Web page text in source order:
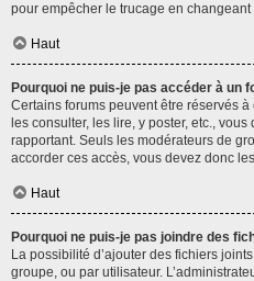
pour empêcher le trucage en
Haut
Pourquoi ne puis-je pas accéder à un
Certains forums peuvent être réservés
les consulter, les lire, y poster, etc.,
rapportant. Seuls les modérateurs de
accorder ces accès, vous devez donc
Haut
Pourquoi ne puis-je pas joindre des
La possibilité d’ajouter des fichiers
groupe, ou par utilisateur.